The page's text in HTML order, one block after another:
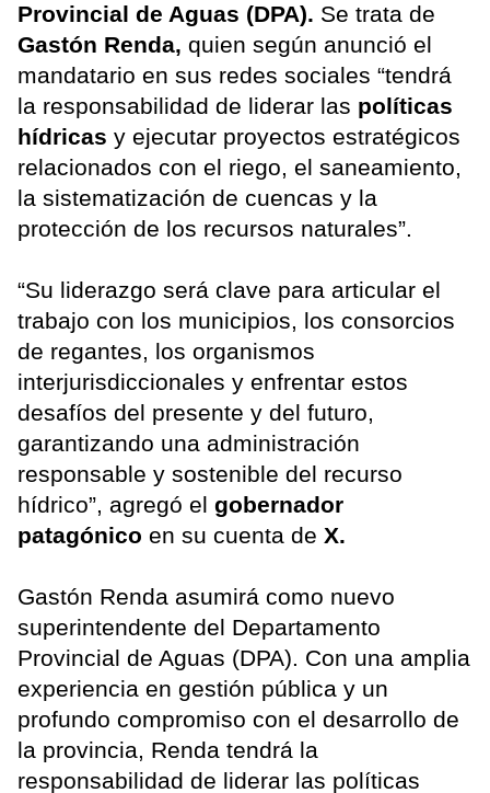
Provincial de Aguas (DPA). Se trata de
Gastón Renda, quien según anunció el
mandatario en sus redes sociales “tendrá
la responsabilidad de liderar las políticas
hídricas y ejecutar proyectos estratégicos
relacionados con el riego, el saneamiento,
la sistematización de cuencas y la
protección de los recursos naturales”.
“Su liderazgo será clave para articular el
trabajo con los municipios, los consorcios
de regantes, los organismos
interjurisdiccionales y enfrentar estos
desafíos del presente y del futuro,
garantizando una administración
responsable y sostenible del recurso
hídrico”, agregó el gobernador
patagónico en su cuenta de X.
Gastón Renda asumirá como nuevo
superintendente del Departamento
Provincial de Aguas (DPA). Con una amplia
experiencia en gestión pública y un
profundo compromiso con el desarrollo de
la provincia, Renda tendrá la
responsabilidad de liderar las políticas